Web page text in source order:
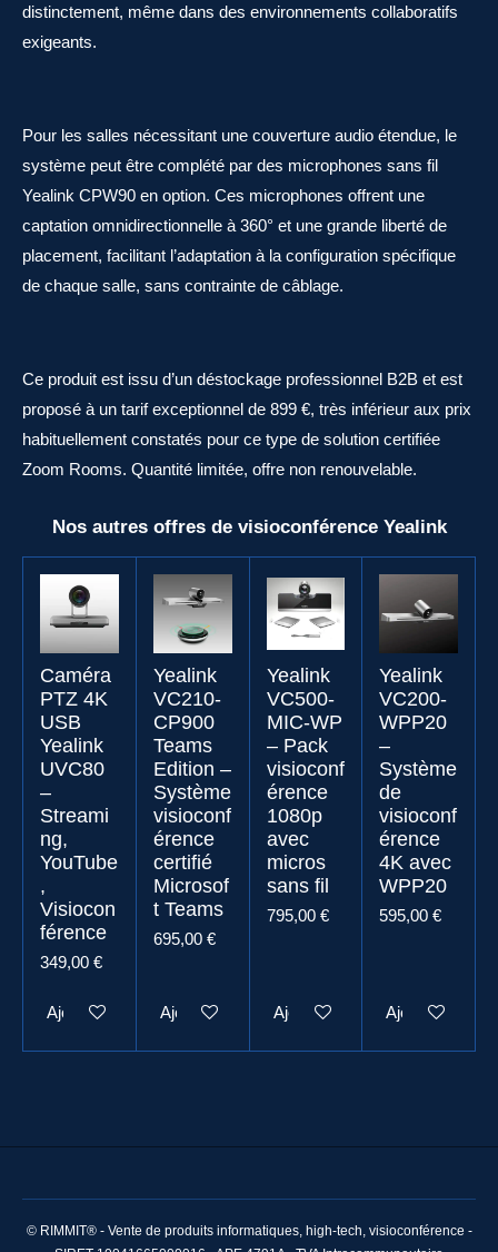
distinctement, même dans des environnements collaboratifs
exigeants.
Pour les salles nécessitant une couverture audio étendue, le
système peut être complété par des microphones sans fil
Yealink CPW90 en option. Ces microphones offrent une
captation omnidirectionnelle à 360° et une grande liberté de
placement, facilitant l’adaptation à la configuration spécifique
de chaque salle, sans contrainte de câblage.
Ce produit est issu d’un déstockage professionnel B2B et est
proposé à un tarif exceptionnel de 899 €, très inférieur aux prix
habituellement constatés pour ce type de solution certifiée
Zoom Rooms. Quantité limitée, offre non renouvelable.
Nos autres offres de visioconférence Yealink
Caméra
PTZ 4K
USB
Yealink
UVC80
–
Streami
ng,
YouTube
,
Visiocon
férence
349,00 €
Ajouter au panier
Yealink
VC210-
CP900
Teams
Edition –
Système
visioconf
érence
certifié
Microsof
t Teams
695,00 €
Ajouter au panier
Yealink
VC500-
MIC-WP
– Pack
visioconf
érence
1080p
avec
micros
sans fil
795,00 €
Ajouter au panier
Yealink
VC200-
WPP20
–
Système
de
visioconf
érence
4K avec
WPP20
595,00 €
Ajouter au
© RIMMIT® - Vente de produits informatiques, high-tech, visioconférence -